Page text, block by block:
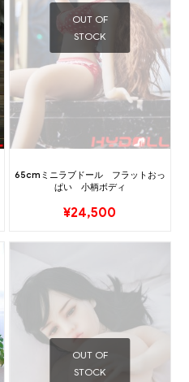
OUT OF
STOCK
65cmミニラブドール フラットおっ
ぱい 小柄ボディ
¥24,500
OUT OF
STOCK